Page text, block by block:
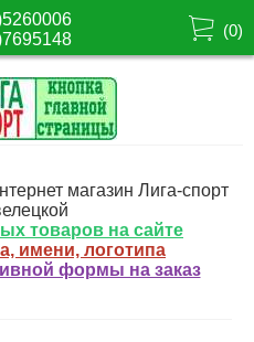
(0)
магазин Лига-спорт
товаров на сайте
имени, логотипа
формы на заказ